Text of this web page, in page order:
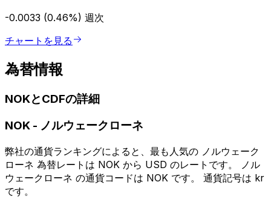
-0.0033 (0.46%) 週次
チャートを見る
為替情報
NOKとCDFの詳細
NOK - ノルウェークローネ
弊社の通貨ランキングによると、最も人気の ノルウェーク
ローネ 為替レートは NOK から USD のレートです。 ノル
ウェークローネ の通貨コードは NOK です。 通貨記号は kr
です。